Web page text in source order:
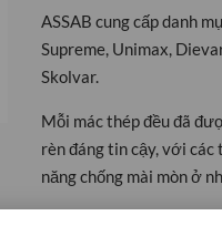
ASSAB cung cấp danh
Supreme, Unimax,
Skolvar.
Mỗi mác thép đều đã
rèn đáng tin cậy, với các
năng chống mài mòn ở
Formvar là một bước